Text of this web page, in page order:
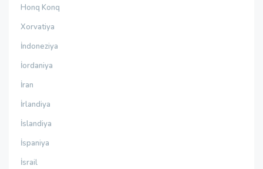
Honq Konq
Xorvatiya
İndoneziya
İordaniya
İran
İrlandiya
İslandiya
İspaniya
İsrail